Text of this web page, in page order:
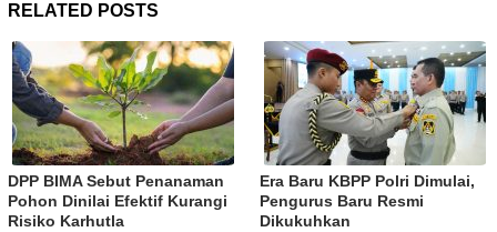
RELATED POSTS
DPP BIMA Sebut Penanaman
Pohon Dinilai Efektif Kurangi
Risiko Karhutla
Era Baru KBPP Polri Dimulai,
Pengurus Baru Resmi
Dikukuhkan